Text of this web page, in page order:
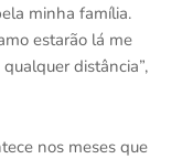
minha família.
estarão lá me
distância”,
nos meses que